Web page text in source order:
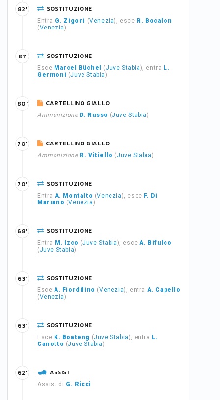
SOSTITUZIONE
Entra G. Zigoni (Venezia), esce R. Bocalon
(Venezia)
82'
SOSTITUZIONE
Esce Marcel Büchel (Juve Stabia), entra L.
Germoni (Juve Stabia)
81'
CARTELLINO GIALLO
Ammonizione D. Russo (Juve Stabia)
80'
CARTELLINO GIALLO
Ammonizione R. Vitiello (Juve Stabia)
70'
SOSTITUZIONE
Entra A. Montalto (Venezia), esce F. Di
Mariano (Venezia)
70'
SOSTITUZIONE
Entra M. Izco (Juve Stabia), esceA. Bifulco
(Juve Stabia)
68'
SOSTITUZIONE
Esce A. Fiordilino (Venezia), entra A. Capello
(Venezia)
63'
SOSTITUZIONE
Esce K. Boateng (Juve Stabia), entra L.
Canotto (Juve Stabia)
63'
ASSIST
Assist di G. Ricci
62'